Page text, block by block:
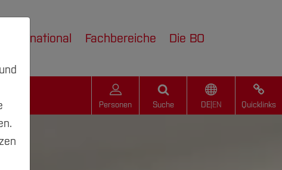
International Fachbereiche Die BO
Personen Suche DE| EN Quicklinks